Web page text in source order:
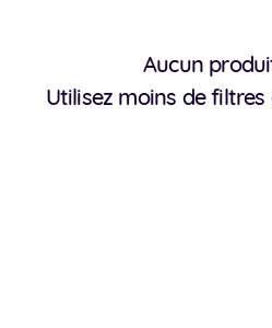
Aucun
Utilisez moins de filtres